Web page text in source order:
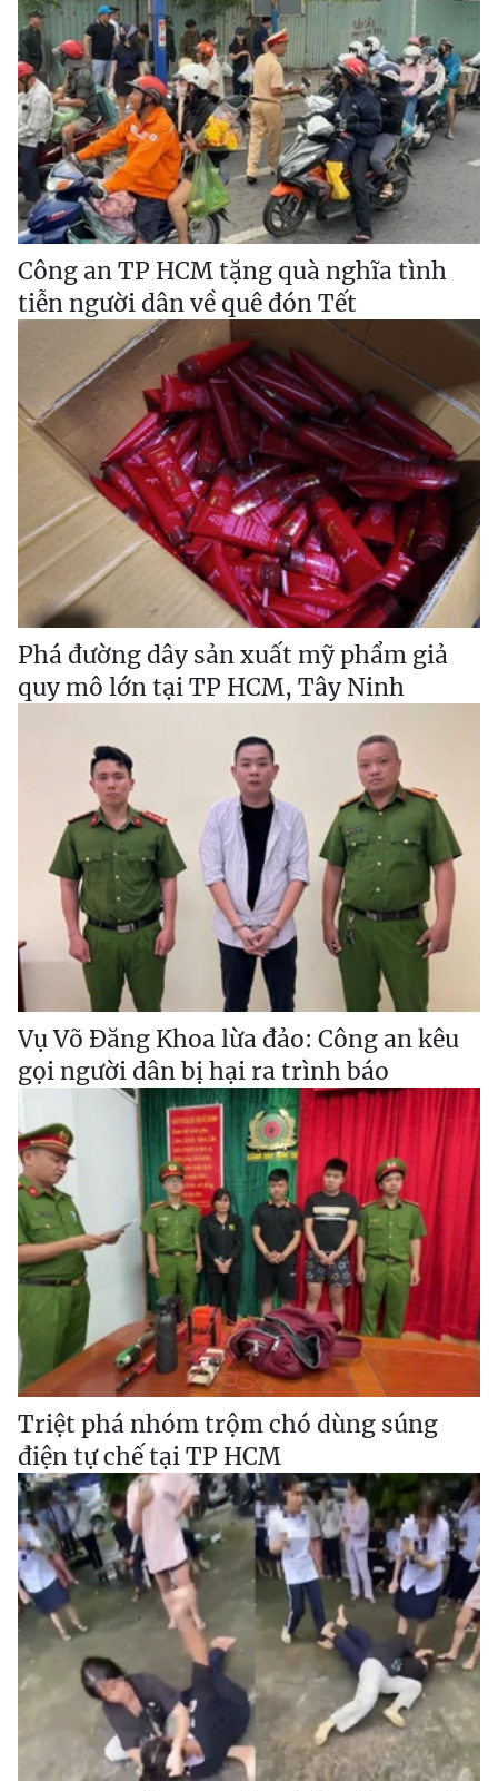
Công an TP HCM tặng quà nghĩa tình
tiễn người dân về quê đón Tết
Phá đường dây sản xuất mỹ phẩm giả
quy mô lớn tại TP HCM, Tây Ninh
Vụ Võ Đăng Khoa lừa đảo: Công an kêu
gọi người dân bị hại ra trình báo
Triệt phá nhóm trộm chó dùng súng
điện tự chế tại TP HCM